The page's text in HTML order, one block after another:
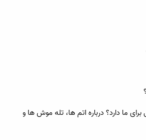
ما دارد؟ درباره اتم ها، تله موش ها و